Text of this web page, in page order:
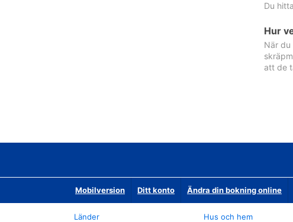
Du
Hur
När du
att de
Mobilversion Ditt konto Ändra din bokning online
Länder
Hus och hem